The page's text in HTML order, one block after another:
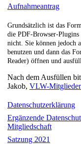
Aufnahmeantrag
Grundsätzlich ist das
die PDF-Browser-Plugins
nicht. Sie können jedoch
benutzen und dann das
Reader) öffnen und
Nach dem Ausfüllen
Jakob, VLW-
Datenschutzerklärung
Ergänzende
Mitgliedschaft
Satzung 2021